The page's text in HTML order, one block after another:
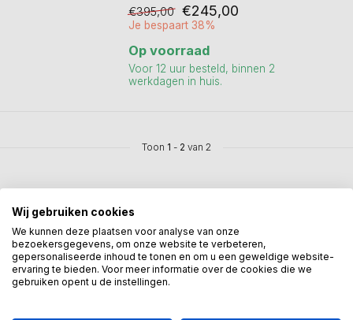
€395,00 €245,00
Je bespaart 38%
Op voorraad
Voor 12 uur besteld, binnen 2
werkdagen in huis.
Toon 1 - 2 van 2
Mis onze nieuwsbrief niet
Schrijf je in en ontvang onze nieuwe aanbiedingen
Wij gebruiken cookies
We kunnen deze plaatsen voor analyse van onze
bezoekersgegevens, om onze website te verbeteren,
gepersonaliseerde inhoud te tonen en om u een geweldige website-
ervaring te bieden. Voor meer informatie over de cookies die we
gebruiken opent u de instellingen.